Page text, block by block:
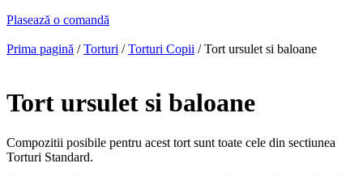
Plasează o comandă
Prima pagină /Torturi /Torturi Copii / Tort ursulet si baloane
Tort ursulet si baloane
Compozitii posibile pentru acest tort sunt toate cele din sectiunea
Torturi Standard.